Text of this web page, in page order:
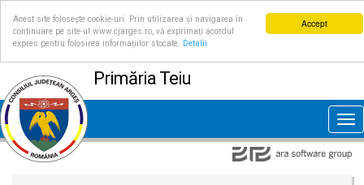
Accept
Acest site folosește cookie-uri. Prin utilizarea și navigarea în
continuare pe site-ul www.cjarges.ro, vă exprimați acordul
expres pentru folosirea informațiilor stocate.
Detalii
Primăria Teiu